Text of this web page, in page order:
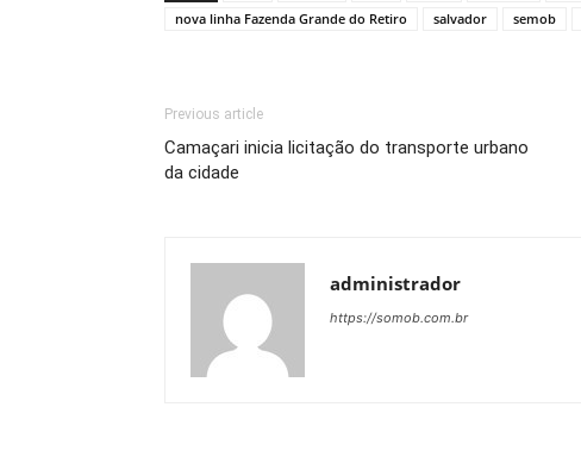
nova linha Fazenda Grande do Retiro
salvador semob
Previous article
Camaçari inicia licitação do transporte urbano
da cidade
administrador
https://somob.com.br